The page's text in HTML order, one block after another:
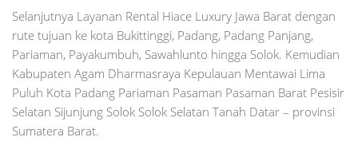
Selanjutnya Layanan Rental Hiace Luxury Jawa Barat dengan
rute tujuan ke kota Bukittinggi, Padang, Padang Panjang,
Pariaman, Payakumbuh, Sawahlunto hingga Solok. Kemudian
Kabupaten Agam Dharmasraya Kepulauan Mentawai Lima
Puluh Kota Padang Pariaman Pasaman Pasaman Barat Pesisir
Selatan Sijunjung Solok Solok Selatan Tanah Datar – provinsi
Sumatera Barat.